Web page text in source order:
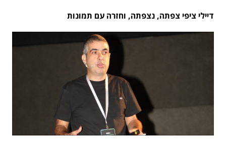
דיילי ציפי צפתה, נצפתה, וחזרה עם תמונות